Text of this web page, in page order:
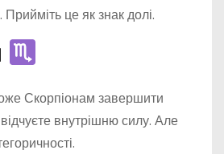
це як знак долі.
Скорпіонам завершити
внутрішню силу. Але